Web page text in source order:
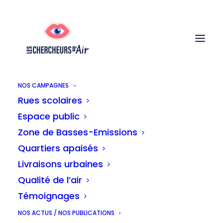
NOS CAMPAGNES
Rues scolaires
Espace public
Zone de Basses-Emissions
Quartiers apaisés
Livraisons urbaines
Qualité de l’air
Témoignages
NOS ACTUS / NOS PUBLICATIONS
Mesure des
concentrations en NO2
dans le quartier
Neerstalle